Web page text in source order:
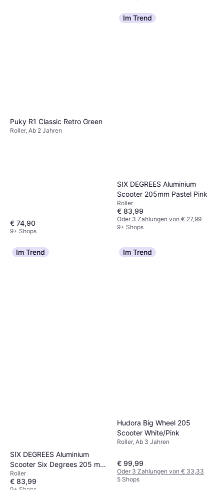
Puky R1 Classic Retro Green
Roller, Ab 2 Jahren
€ 74,90
9+ Shops
Im Trend
SIX DEGREES Aluminium
Scooter 205mm Pastel Pink
Roller
€ 83,99
Oder 3 Zahlungen von € 27,99
9+ Shops
Im Trend
SIX DEGREES Aluminium
Scooter Six Degrees 205 mm
grün
Roller
€ 83,99
9+ Shops
Im Trend
Hudora Big Wheel 205
Scooter White/Pink
Roller, Ab 3 Jahren
€ 99,99
Oder 3 Zahlungen von € 33,33
5 Shops